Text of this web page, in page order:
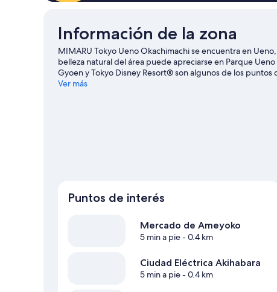
Información de la zona
MIMARU Tokyo Ueno Okachimachi se encuentra en
belleza natural del área puede apreciarse en Parque
Gyoen y Tokyo Disney Resort® son algunos de los
Disneyland® Tokio y Tokio DisneySea® son lugares
Ver más
Puntos de interés
Mercado de Ameyoko
5 min a pie- 0.4 km
Ciudad Eléctrica Akihabara
5 min a pie- 0.4 km